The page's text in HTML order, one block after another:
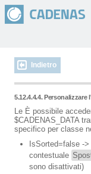
Indietro
5.12.4.4.4.
Le È possibile
$CADENAS_DATA
specifico per classe
IsSorted=false -
contestuale
sono disattivati)